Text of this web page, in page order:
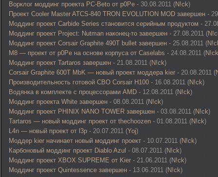
Ворклог моддинг проекта PC-Beto от p0Pe - 30.08.2011 (N!ck)
Проект Cooler Master ATCS-840 TRON EVOLUTION MOD завершен -
Моддинг проект Carbide Series становится серийным продуктом -
Моддинг проект Project: Nutman наконец-то завершен - 27.08.2011 (
Моддинг проект Corsair Graphite 490T bullet завершен - 25.08.2011 (
M8 — проект от p0Pe на основе корпуса от Caselabs - 24.08.2011 (N!ck
Моддинг проект Tartaros завершен - 21.08.2011 (N!ck)
Corsair Graphite 600T MbK — новый проект моддера kier - 20.08.2011 (
Производительность готовой СВО Corsair H100 - 16.08.2011 (N!ck)
Водянка в комплекте с процессорами AMD - 12.08.2011 (N!ck)
Моддинг проекта White завершен - 08.08.2011 (N!ck)
Моддинг проект PHINIX NANO TOWER завершен - 03.08.2011 (N!ck)
Tartaros — новый моддинг проект от thechoozen - 01.08.2011 (N!ck)
L4n — новый проект от l3p - 20.07.2011 (Yoj)
Моддер kier начинает новый моддинг проект - 10.07.2011 (N!ck)
Карбоновый моддинг проект Diablo Azul - 08.07.2011 (N!ck)
Моддинг проект XBOX SUPREME от Kier - 21.06.2011 (N!ck)
Моддинг проект Quintessence завершен - 13.06.2011 (N!ck)